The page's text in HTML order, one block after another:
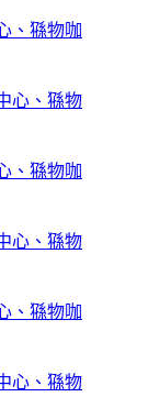
、猻物咖
、猻物咖
、猻物咖